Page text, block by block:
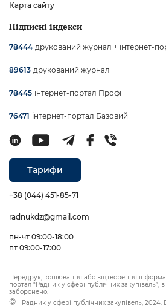
Карта сайту
Підписні індекси
78444 друкований журнал + інтернет-
89613 друкований журнал
78445 інтернет-портал Профі
76471 інтернет-портал Базовий
Тарифи
+38 (044) 451-85-71
radnukdz@gmail.com
пн-чт 09:00-18:00
пт 09:00-17:00
Передрук, копіювання або відтворення
портал “Радник у сфері публічних закупівель”,
заборонено.
Радник у сфері публічних закупівель, 2024.